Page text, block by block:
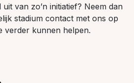
van zo’n initiatief? Neem dan
stadium contact met ons op
verder kunnen helpen.